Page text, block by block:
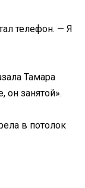
телефон. — Я
Тамара
он занятой».
в потолок